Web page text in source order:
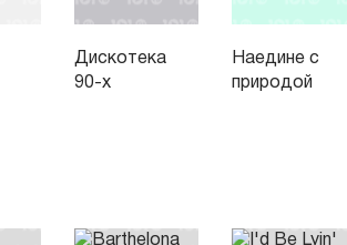
Дискотека
90-х
Наедине с
природой